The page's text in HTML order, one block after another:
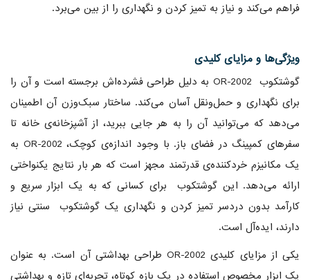
فراهم می‌کند و نیاز به تمیز کردن و نگهداری را از بین می‌برد.
ویژگی‌ها و مزایای کلیدی
گوشتکوب OR-2002 به دلیل طراحی فشرده‌اش برجسته است و آن را
برای نگهداری و حمل‌ونقل آسان می‌کند. ساختار سبک‌وزن آن اطمینان
می‌دهد که می‌توانید آن را به هر جایی ببرید، از آشپزخانه‌ی خانه تا
سفرهای کمپینگ در فضای باز. با وجود اندازه‌ی کوچک، OR-2002 به
یک مکانیزم خردکننده‌ی قدرتمند مجهز است که هر بار نتایج یکنواختی
ارائه می‌دهد. این گوشتکوب برای کسانی که به یک ابزار سریع و
کارآمد بدون دردسر تمیز کردن و نگهداری یک گوشتکوب سنتی نیاز
دارند، ایده‌آل است.
یکی از مزایای کلیدی OR-2002 طراحی بهداشتی آن است. به عنوان
یک ابزار مخصوص استفاده در یک بازه کوتاه، تجربه‌ای تازه و بهداشتی